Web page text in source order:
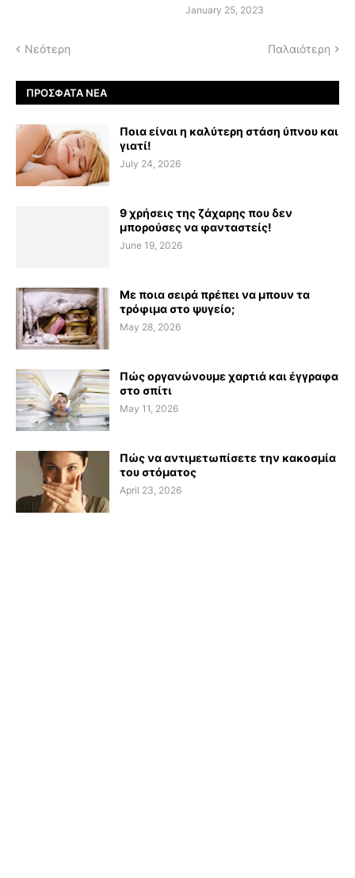
January 25, 2023
Νεότερη Παλαιότερη
ΠΡΌΣΦΑΤΑ ΝΈΑ
Ποια είναι η καλύτερη στάση ύπνου και
γιατί!
July 24, 2026
9 χρήσεις της ζάχαρης που δεν
μπορούσες να φανταστείς!
June 19, 2026
Με ποια σειρά πρέπει να μπουν τα
τρόφιμα στο ψυγείο;
May 28, 2026
Πώς οργανώνουμε χαρτιά και έγγραφα
στο σπίτι
May 11, 2026
Πώς να αντιμετωπίσετε την κακοσμία
του στόματος
April 23, 2026